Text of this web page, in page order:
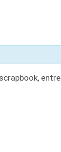
entre